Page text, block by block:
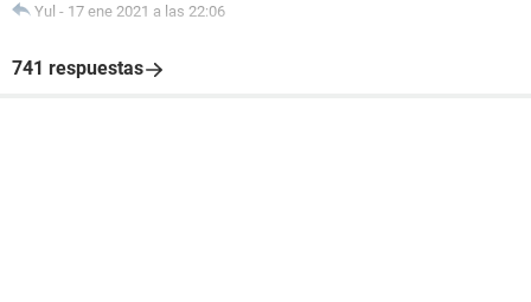
Yul - 17 ene 2021 a las 22:06
741 respuestas